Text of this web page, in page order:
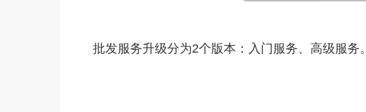
批发服务升级分为2个版本：入门服务、高级服务。